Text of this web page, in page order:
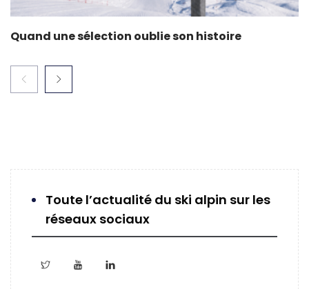
Quand une sélection oublie son histoire
Toute l’actualité du ski alpin sur les
réseaux sociaux